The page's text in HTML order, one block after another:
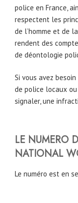
police en France,
respectent les
de l’homme et de
rendent des
de déontologie
Si vous avez
de police locaux ou
signaler, une
LE NUMERO
NATIONAL
Le numéro est en